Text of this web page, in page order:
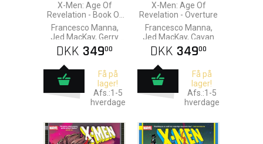
X-Men: Age Of
Revelation - Book Of
Revelation
Francesco Manna,
Jed MacKay, Gerry
Duggan, Netho Diaz &
Alan Robinson
DKK 34900
Få på
lager!
Afs.:1-5
hverdage
X-Men: Age Of
Revelation - Overture
Francesco Manna,
Jed MacKay, Cavan
Scott, Humberto
Ramos & Ryan
DKK 34900
Få på
lager!
Afs.:1-5
hverdage